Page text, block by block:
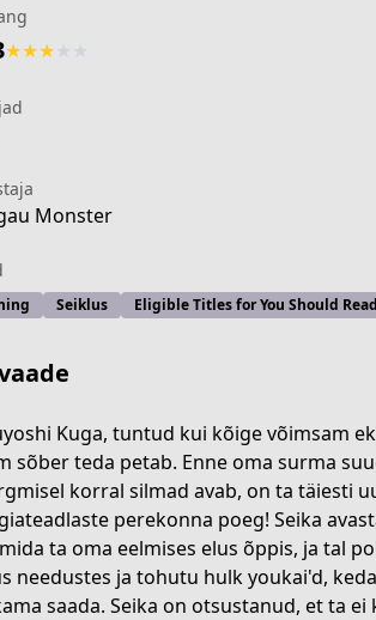
of-the-strongest-exorcist-in-
★★★
Monster
Seiklus Eligible Titles for You Should
Kuga, tuntud kui kõige võimsam
sõber teda petab. Enne oma surma
korral silmad avab, on ta täiesti
perekonna poeg! Seika
ta oma eelmises elus õppis, ja tal
needustes ja tohutu hulk youkai'd,
saada. Seika on otsustanud, et ta